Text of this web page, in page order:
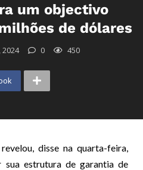
um objectivo
de dólares
0 450
disse na quarta-feira,
sua estrutura de garantia de